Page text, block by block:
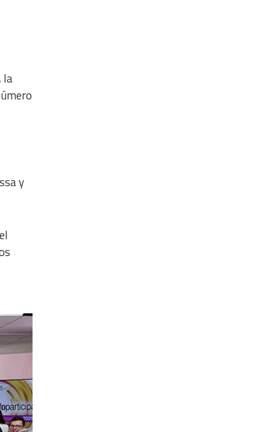
la
y